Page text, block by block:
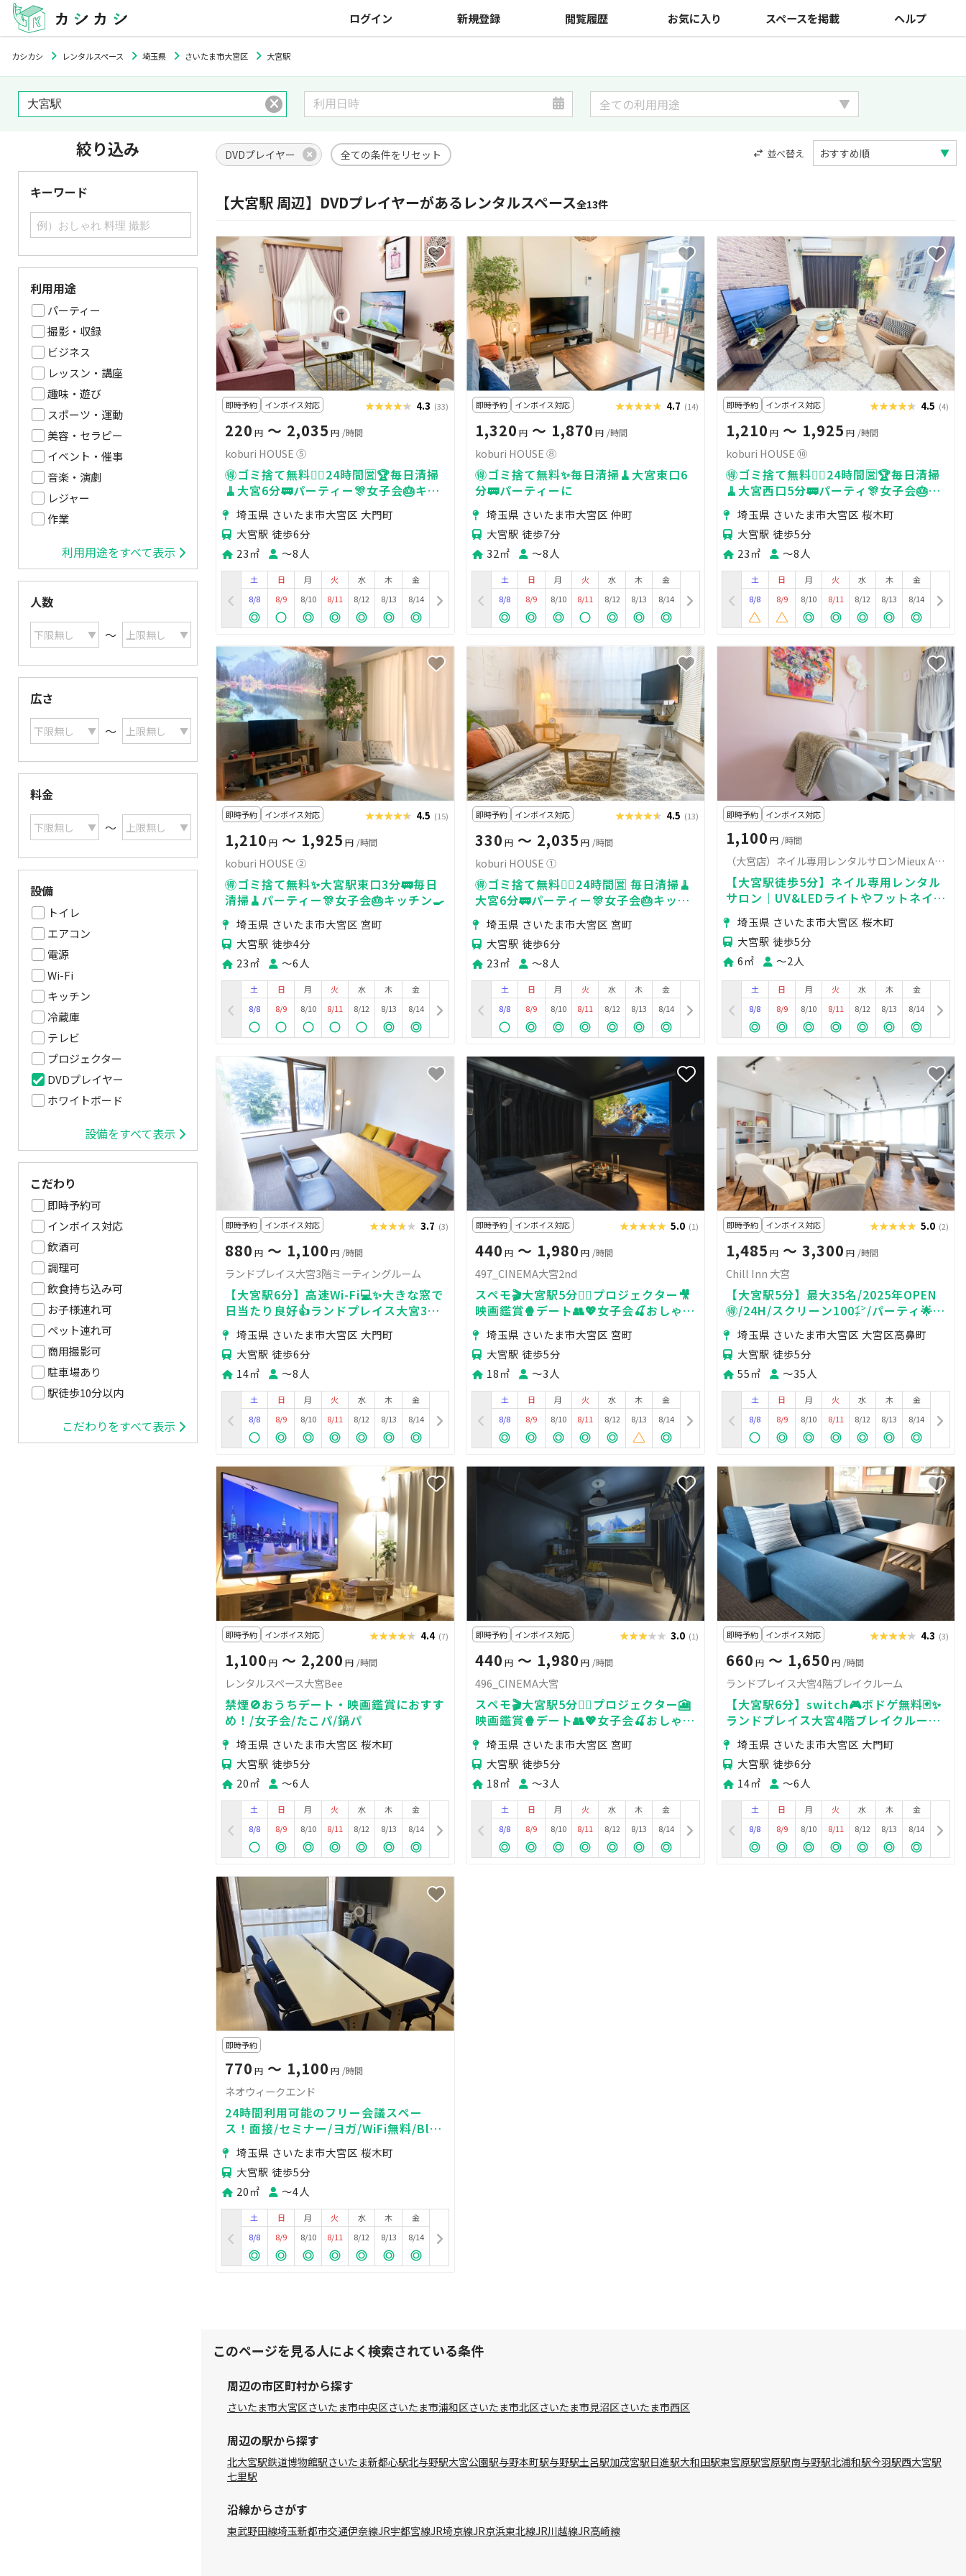
ログイン 新規登録 閲覧履歴 お気に入り スペースを掲載 ヘルプ
カシカシ レンタルスペース 埼玉県 さいたま市大宮区 大宮駅
絞り込み
キーワード
利用用途
パーティー
撮影・収録
ビジネス
レッスン・講座
趣味・遊び
スポーツ・運動
美容・セラピー
イベント・催事
音楽・演劇
レジャー
作業
利用用途をすべて表示
人数
〜
広さ
〜
料金
〜
設備
テレビ
キッチン
プロジェクター
ホワイトボード
DVDプレイヤー
トイレ
冷蔵庫
エアコン
電源
Wi-Fi
設備をすべて表示
こだわり
即時予約可
インボイス対応
駅徒歩10分以内
飲酒可
調理可
飲食持ち込み可
お子様連れ可
ペット連れ可
商用撮影可
駐車場あり
こだわりをすべて表示
DVDプレイヤー 全ての条件をリセット 並べ替え
【大宮駅 周辺】DVDプレイヤーがあるレンタルスペース全13件
即時予約 インボイス対応 ★★★★★
★★★★★ 4.3 (33)
220 円 〜 2,035 円 /時間
koburi HOUSE ⑤
🉐ゴミ捨て無料🙆‍♀️24時間🈺🏆毎日清掃
🧹大宮6分🚃パーティー🎊女子会🎂キッ
チン🍳
埼玉県 さいたま市大宮区 大門町
大宮駅 徒歩6分
23㎡
〜8人
土
8/8
日
8/9
月
8/10
火
8/11
水
8/12
木
8/13
金
8/14
即時予約 インボイス対応 ★★★★★
★★★★★ 4.7 (14)
1,320 円 〜 1,870 円 /時間
koburi HOUSE ⑧
🉐ゴミ捨て無料✨毎日清掃🧹大宮東口6
分🚃パーティーに
埼玉県 さいたま市大宮区 仲町
大宮駅 徒歩7分
32㎡
〜8人
土
8/8
日
8/9
月
8/10
火
8/11
水
8/12
木
8/13
金
8/14
即時予約 インボイス対応 ★★★★★
★★★★★ 4.5 (4)
1,210 円〜 1,925 円 /時間
koburi HOUSE ⑩
🉐ゴミ捨て無料🙆‍♀️24時間🈺🏆毎日清掃
🧹大宮西口5分🚃パーティ🎊女子会🎂ネ
トフリ
埼玉県 さいたま市大宮区 桜木町
大宮駅 徒歩5分
23㎡
〜8人
土
8/8
日
8/9
月
8/10
火
8/11
水
8/12
木
8/13
金
8/14
即時予約 インボイス対応 ★★★★★
★★★★★ 4.5 (15)
1,210 円 〜 1,925 円 /時間
koburi HOUSE ②
🉐ゴミ捨て無料✨大宮駅東口3分🚃毎日
清掃🧹パーティー🎊女子会🎂キッチン🍳
埼玉県 さいたま市大宮区 宮町
大宮駅 徒歩4分
23㎡
〜6人
土
8/8
日
8/9
月
8/10
火
8/11
水
8/12
木
8/13
金
8/14
即時予約 インボイス対応 ★★★★★
★★★★★ 4.5 (13)
330 円 〜 2,035 円 /時間
koburi HOUSE ①
🉐ゴミ捨て無料🙆‍♀️24時間🈺 毎日清掃🧹
大宮6分🚃パーティー🎊女子会🎂キッチ
ン🍳埼玉県 さいたま市大宮区 宮町
大宮駅 徒歩6分
23㎡
〜8人
土
8/8
日
8/9
月
8/10
火
8/11
水
8/12
木
8/13
金
8/14
即時予約 インボイス対応
1,100 円 /時間
（大宮店）ネイル専用レンタルサロンMieux Aブース
【大宮駅徒歩5分】ネイル専用レンタル
サロン｜UV&LEDライトやフットネイル
用品、ワゴンや集塵機も完備｜
埼玉県 さいたま市大宮区 桜木町
大宮駅 徒歩5分
6㎡
〜2人
土
8/8
日
8/9
月
8/10
火
8/11
水
8/12
木
8/13
金
8/14
即時予約 インボイス対応 ★★★★★
★★★★★ 3.7 (3)
880 円 〜 1,100 円 /時間
ランドプレイス大宮3階ミーティングルーム
【大宮駅6分】高速Wi-Fi💻✨大きな窓で
日当たり良好👍ランドプレイス大宮3階
ミーティングルーム😊
埼玉県 さいたま市大宮区 大門町
大宮駅 徒歩6分
14㎡
〜8人
土
8/8
日
8/9
月
8/10
火
8/11
水
8/12
木
8/13
金
8/14
即時予約 インボイス対応 ★★★★★
★★★★★5.0 (1)
440 円 〜 1,980 円 /時間
497_CINEMA大宮2nd
スペモ🎬大宮駅5分🚶‍♀️プロジェクター🎥
映画鑑賞🍿デート👥💖女子会🍒おしゃれ
💫497_CINEMA大宮2nd
埼玉県 さいたま市大宮区 宮町
大宮駅 徒歩5分
18㎡
〜3人
土
8/8
日
8/9
月
8/10
火
8/11
水
8/12
木
8/13
金
8/14
即時予約 インボイス対応 ★★★★★
★★★★★5.0 (2)
1,485 円〜 3,300 円 /時間
Chill Inn 大宮
【大宮駅5分】最大35名/2025年OPEN
🉐/24H/スクリーン100㌅/パーティ🌟懇
親会💖
埼玉県 さいたま市大宮区 大宮区高鼻町
大宮駅 徒歩5分
55㎡
〜35人
土
8/8
日
8/9
月
8/10
火
8/11
水
8/12
木
8/13
金
8/14
即時予約 インボイス対応 ★★★★★
★★★★★ 4.4 (7)
1,100 円 〜 2,200 円 /時間
レンタルスペース大宮Bee
禁煙🚫おうちデート・映画鑑賞におすす
め！/女子会/たこパ/鍋パ
埼玉県 さいたま市大宮区 桜木町
大宮駅 徒歩5分
20㎡
〜6人
土
8/8
日
8/9
月
8/10
火
8/11
水
8/12
木
8/13
金
8/14
即時予約 インボイス対応 ★★★★★
★★★★★3.0 (1)
440 円 〜 1,980 円 /時間
496_CINEMA大宮
スペモ🎬大宮駅5分🚶‍♀️プロジェクター🎦
映画鑑賞🍿デート👥💖女子会🍒おしゃれ
💫496_CINEMA大宮
埼玉県 さいたま市大宮区 宮町
大宮駅 徒歩5分
18㎡
〜3人
土
8/8
日
8/9
月
8/10
火
8/11
水
8/12
木
8/13
金
8/14
即時予約 インボイス対応 ★★★★★
★★★★★ 4.3 (3)
660 円〜 1,650 円 /時間
ランドプレイス大宮4階ブレイクルーム
【大宮駅6分】switch🎮ボドゲ無料🃏✨
ランドプレイス大宮4階ブレイクルーム
🎉 埼玉県 さいたま市大宮区 大門町
大宮駅 徒歩6分
14㎡
〜6人
土
8/8
日
8/9
月
8/10
火
8/11
水
8/12
木
8/13
金
8/14
即時予約
770 円 〜 1,100 円 /時間
ネオウィークエンド
24時間利用可能のフリー会議スペー
ス！面接/セミナー/ヨガ/WiFi無料/Blu-
ray/ヨガマット無料/映画鑑賞
埼玉県 さいたま市大宮区 桜木町
大宮駅 徒歩5分
20㎡
〜4人
土
8/8
日
8/9
月
8/10
火
8/11
水
8/12
木
8/13
金
8/14
このページを見る人によく検索されている条件
周辺の市区町村から探す
さいたま市大宮区さいたま市中央区さいたま市浦和区さいたま市北区さいたま市見沼区さいたま市西区
周辺の駅から探す
北大宮駅鉄道博物館駅さいたま新都心駅北与野駅大宮公園駅与野本町駅与野駅土呂駅加茂宮駅日進駅大和田駅東宮原駅宮原駅南与野駅北浦和駅今羽駅西大宮駅
七里駅
沿線からさがす
東武野田線埼玉新都市交通伊奈線JR宇都宮線JR埼京線JR京浜東北線JR川越線JR高崎線